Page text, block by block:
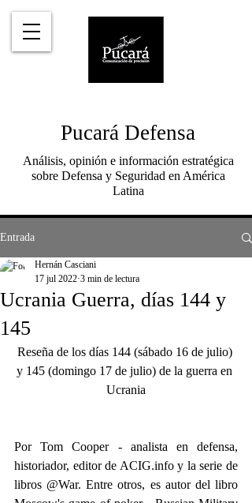
Pucará Defensa
Análisis, opinión e información estratégica
sobre Defensa y Seguridad en América
Latina
Entrada
Ucrania Guerra, días 144 y
145
Hernán Casciani
17 jul 2022 3 min de lectura
Reseña de los días 144 (sábado 16 de julio)
y 145 (domingo 17 de julio) de la guerra en
Ucrania
Por Tom Cooper - analista en defensa,
historiador, editor de ACIG.info y la serie de
libros @War. Entre otros, es autor del libro